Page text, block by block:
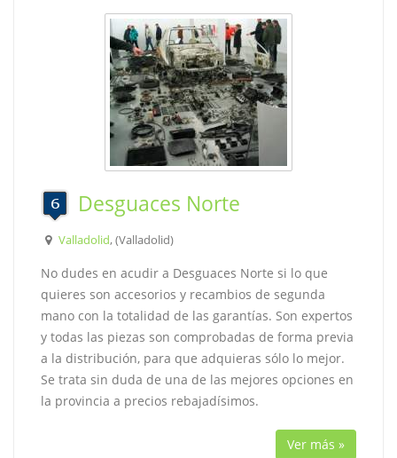
Desguaces Norte
Valladolid, (Valladolid)
No dudes en acudir a Desguaces Norte si lo que
quieres son accesorios y recambios de segunda
mano con la totalidad de las garantías. Son expertos
y todas las piezas son comprobadas de forma previa
a la distribución, para que adquieras sólo lo mejor.
Se trata sin duda de una de las mejores opciones en
la provincia a precios rebajadísimos.
Ver más »